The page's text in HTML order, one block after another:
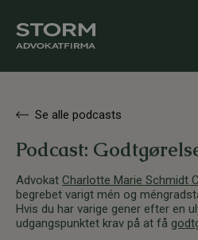
Se alle podcasts
Podcast:
Advokat Charlotte Marie Schmidt
begrebet varigt mén og
Hvis du har varige gener efter en
udgangspunktet krav på at få